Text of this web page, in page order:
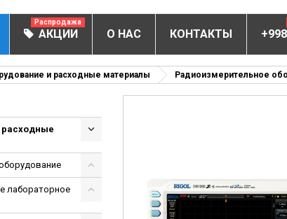
МЕДИЦИНСКОЕ ОБОРУДОВАНИЕ
Анализаторы мочи
Биохимические анализаторы
Видеокольпоскопы
АКЦИИ
Распродажа
О НАС КОНТАКТЫ
и расходные материалы Радиоизмерительное
расходные
лабораторное